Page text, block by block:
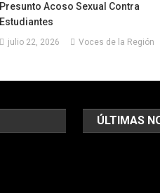
Presunto Acoso Sexual Contra
Estudiantes
julio 22, 2026 Voces de la Región
ÚLTIMAS